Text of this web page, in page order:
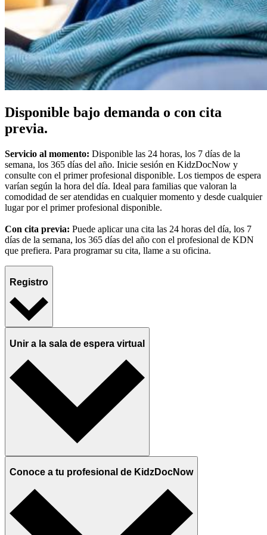
Disponible bajo demanda o con cita
previa.
Servicio al momento: Disponible las 24 horas, los 7 días de la
semana, los 365 días del año. Inicie sesión en KidzDocNow y
consulte con el primer profesional disponible. Los tiempos de espera
varían según la hora del día. Ideal para familias que valoran la
comodidad de ser atendidas en cualquier momento y desde cualquier
lugar por el primer profesional disponible.
Con cita previa: Puede aplicar una cita las 24 horas del día, los 7
días de la semana, los 365 días del año con el profesional de KDN
que prefiera. Para programar su cita, llame a su oficina.
Registro
Unir a la sala de espera virtual
Conoce a tu profesional de KidzDocNow